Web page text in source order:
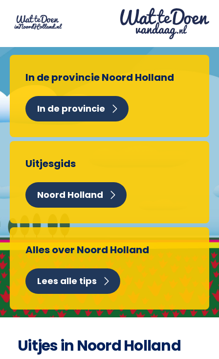
In de provincie Noord Holland
In de provincie
Uitjesgids
Noord Holland
Alles over Noord Holland
Lees alle tips
Uitjes in Noord Holland